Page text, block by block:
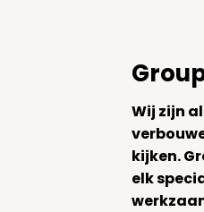
Wij zijn
kijken.
elk